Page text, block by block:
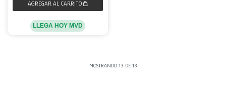
LLEGA HOY MVD
MOSTRANDO 13 DE 13